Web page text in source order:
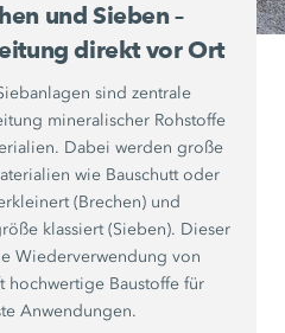
und Sieben –
direkt vor Ort
sind zentrale
mineralischer Rohstoffe
Dabei werden große
wie Bauschutt oder
(Brechen) und
klassiert (Sieben). Dieser
Wiederverwendung von
hochwertige Baustoffe für
Anwendungen.